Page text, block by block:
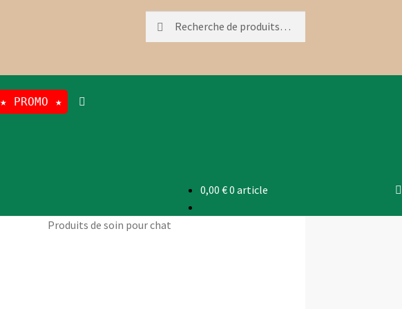
★ PROMO ★
0,00 €0 article
Produits de soin pour chat